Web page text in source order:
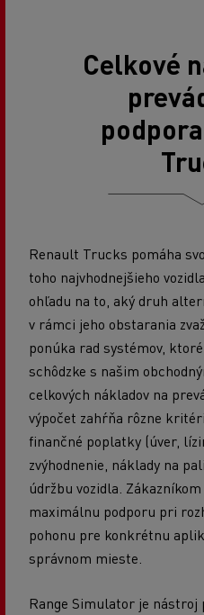
Celkové
Renault Trucks pomáha
toho najvhodnejšieho
ohľadu na to, aký druh
v rámci jeho obstarania
ponúka rad systémov,
schôdzke s našim
celkových nákladov na
výpočet zahŕňa rôzne
finančné poplatky (úver,
zvýhodnenie, náklady na
údržbu vozidla.
maximálnu podporu pri
pohonu pre konkrétnu
správnom mieste.
Range Simulator je nástroj